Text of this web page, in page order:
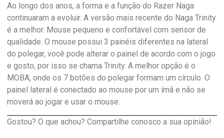
Ao longo dos anos, a forma e a função do Razer Naga
continuaram a evoluir. A versão mais recente do Naga Trinity
é a melhor. Mouse pequeno e confortável com sensor de
qualidade. O mouse possui 3 painéis diferentes na lateral
do polegar, você pode alterar o painel de acordo com o jogo
e gosto, por isso se chama Trinity. A melhor opção é o
MOBA, onde os 7 botões do polegar formam um círculo. O
painel lateral é conectado ao mouse por um ímã e não se
moverá ao jogar e usar o mouse.
Gostou? O que achou? Compartilhe conosco a sua opinião!